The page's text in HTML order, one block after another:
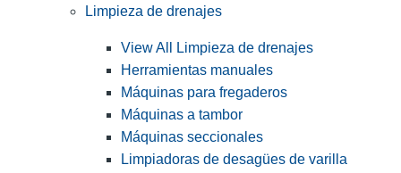
Limpieza de drenajes
View All Limpieza de drenajes
Herramientas manuales
Máquinas para fregaderos
Máquinas a tambor
Máquinas seccionales
Limpiadoras de desagües de varilla